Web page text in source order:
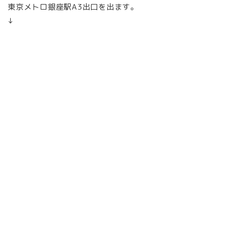
東京メトロ銀座駅A3出口を出ます。
↓